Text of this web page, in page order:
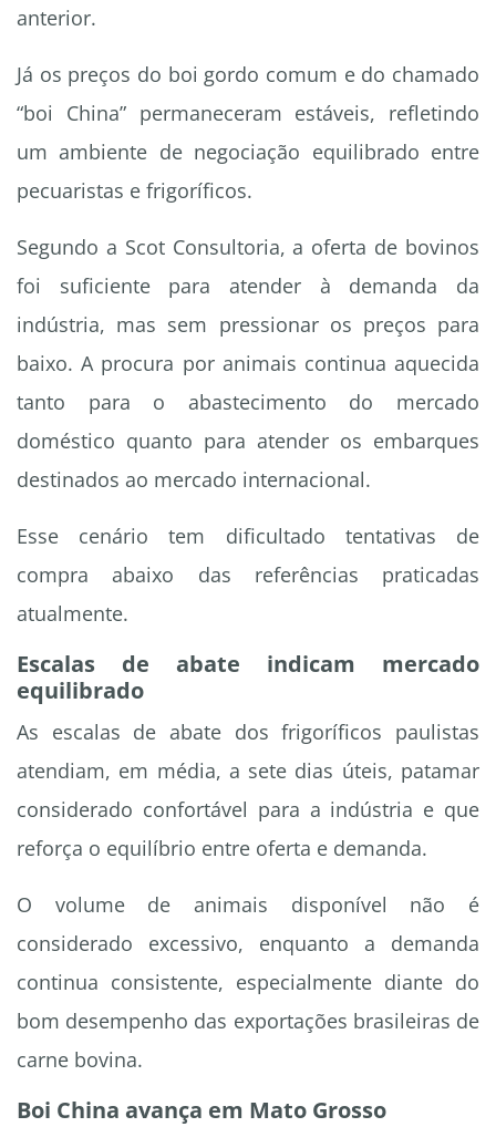
anterior.
Já os preços do boi gordo comum e do chamado
“boi China” permaneceram estáveis, refletindo
um ambiente de negociação equilibrado entre
pecuaristas e frigoríficos.
Segundo a Scot Consultoria, a oferta de bovinos
foi suficiente para atender à demanda da
indústria, mas sem pressionar os preços para
baixo. A procura por animais continua aquecida
tanto para o abastecimento do mercado
doméstico quanto para atender os embarques
destinados ao mercado internacional.
Esse cenário tem dificultado tentativas de
compra abaixo das referências praticadas
atualmente.
Escalas de abate indicam mercado
equilibrado
As escalas de abate dos frigoríficos paulistas
atendiam, em média, a sete dias úteis, patamar
considerado confortável para a indústria e que
reforça o equilíbrio entre oferta e demanda.
O volume de animais disponível não é
considerado excessivo, enquanto a demanda
continua consistente, especialmente diante do
bom desempenho das exportações brasileiras de
carne bovina.
Boi China avança em Mato Grosso